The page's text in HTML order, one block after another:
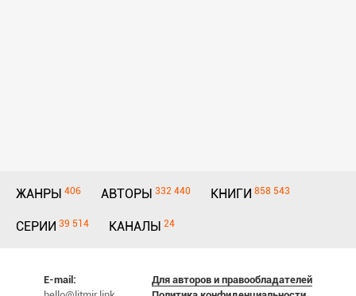
ЖАНРЫ 406 АВТОРЫ 332 440 КНИГИ 858 543
СЕРИИ 39 514 КАНАЛЫ 24
E-mail:
Для авторов и правообладателей